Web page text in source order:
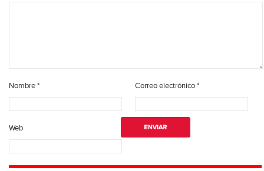
Nombre* Correo electrónico*
Web